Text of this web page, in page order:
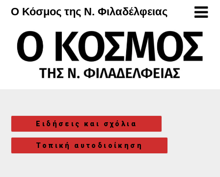
Μετάβαση
περιεχόμενο
Ο Κόσμος της Ν. Φιλαδέλφειας
Ειδήσεις και σχόλια
Τοπική αυτοδιοίκηση